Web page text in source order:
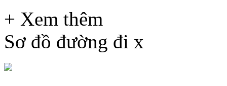
+ Xem thêm
Sơ đồ đường đi x